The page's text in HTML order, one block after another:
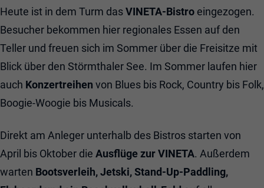
Heute ist in dem Turm dasVINETA-Bistro eingezogen.
Besucher bekommen hier regionales Essen auf den
Teller und freuen sich im Sommer über die Freisitze mit
Blick über den Störmthaler See. Im Sommer laufen hier
auch Konzertreihen von Blues bis Rock, Country bis Folk,
Boogie-Woogie bis Musicals.
Direkt am Anleger unterhalb des Bistros starten von
April bis Oktober die Ausflüge zur VINETA. Außerdem
warten Bootsverleih, Jetski, Stand-Up-Paddling,